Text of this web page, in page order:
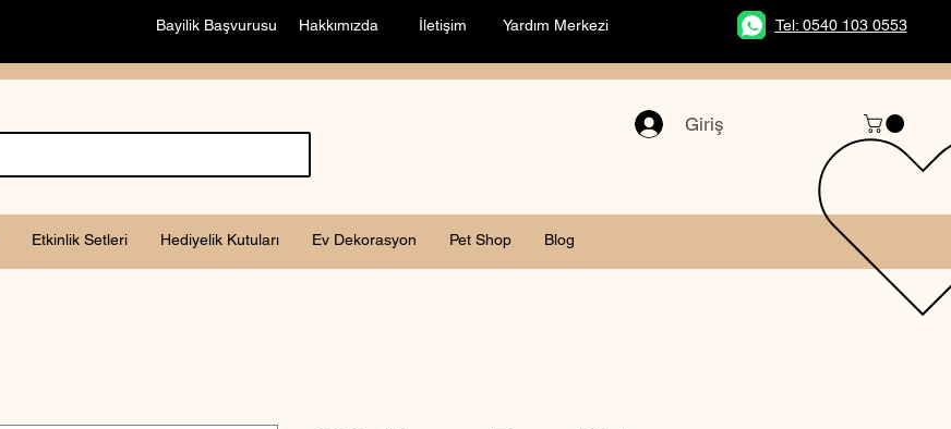
Tel: 0540 103 0553
Yardım Merkezi
İletişim
Hakkımızda
Bayilik Başvurusu
Giriş
Etkinlik Setleri Hediyelik Kutuları Ev Dekorasyon Pet Shop Blog